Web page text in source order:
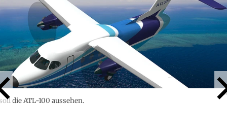
die ATL-100 aussehen.